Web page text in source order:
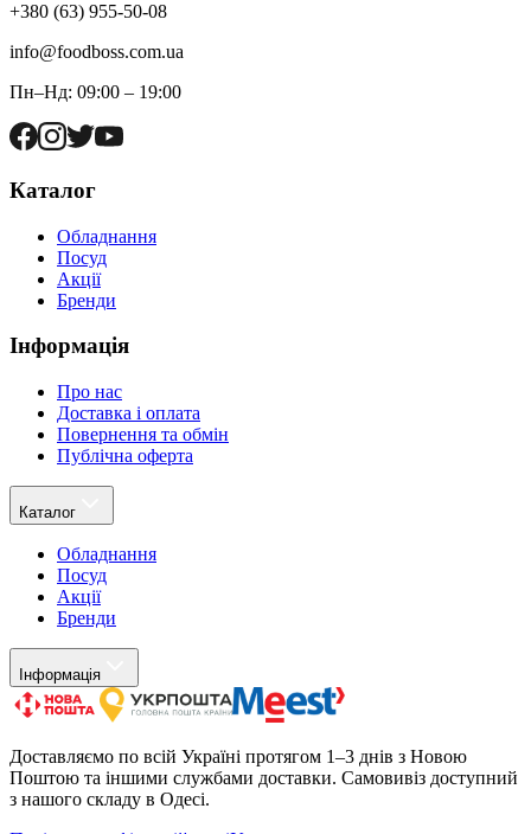
+380 (63) 955-50-08
info@foodboss.com.ua
Пн–Нд: 09:00 – 19:00
Каталог
Обладнання
Посуд
Акції
Бренди
Інформація
Про нас
Доставка і оплата
Повернення та обмін
Публічна оферта
Каталог
Обладнання
Посуд
Акції
Бренди
Інформація
Доставляємо по всій Україні протягом 1–3 днів з Новою
Поштою та іншими службами доставки. Самовивіз доступний
з нашого складу в Одесі.